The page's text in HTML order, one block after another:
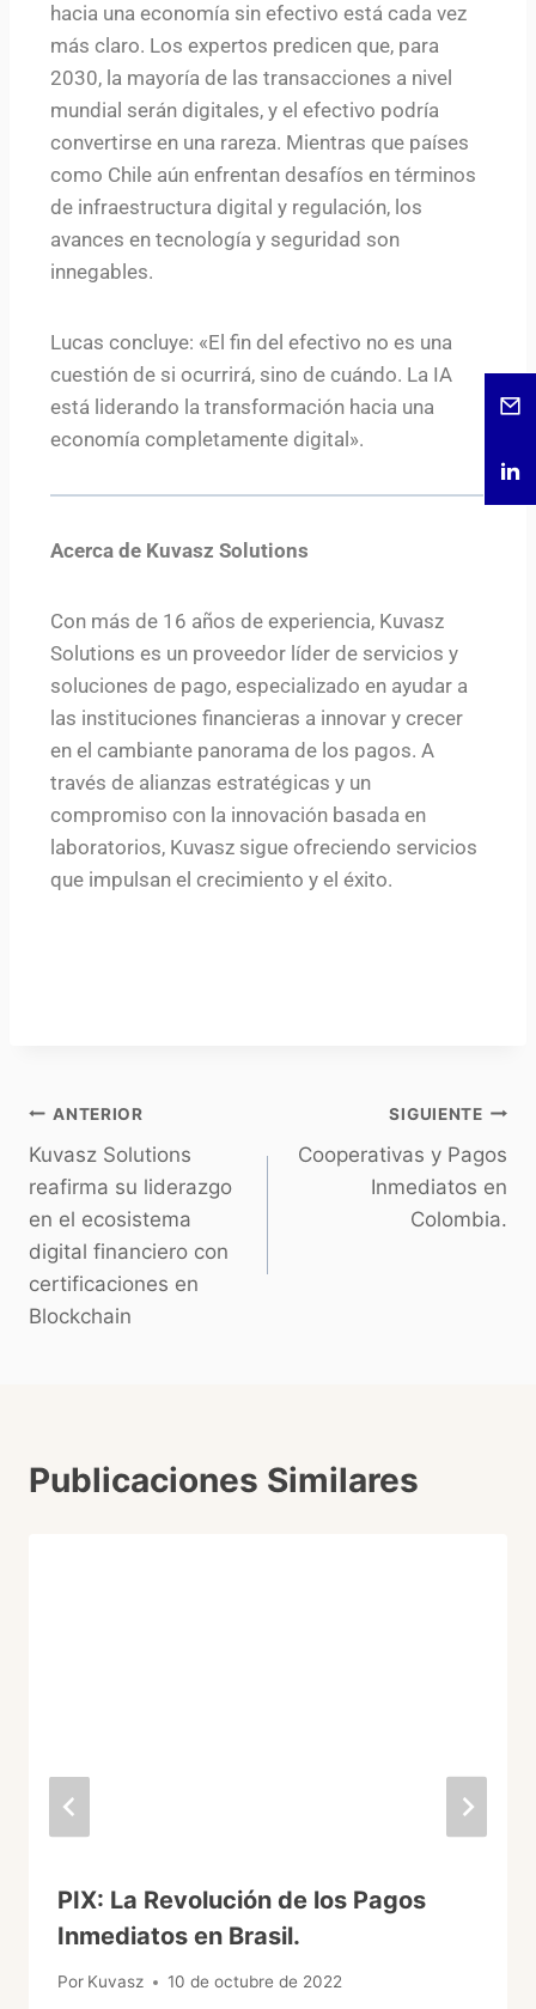
hacia una economía sin efectivo está cada vez
más claro. Los expertos predicen que, para
2030, la mayoría de las transacciones a nivel
mundial serán digitales, y el efectivo podría
convertirse en una rareza. Mientras que países
como Chile aún enfrentan desafíos en términos
de infraestructura digital y regulación, los
avances en tecnología y seguridad son
innegables.
Lucas concluye: «El fin del efectivo no es una
cuestión de si ocurrirá, sino de cuándo. La IA
está liderando la transformación hacia una
economía completamente digital».
Acerca de Kuvasz Solutions
Con más de 16 años de experiencia, Kuvasz
Solutions es un proveedor líder de servicios y
soluciones de pago, especializado en ayudar a
las instituciones financieras a innovar y crecer
en el cambiante panorama de los pagos. A
través de alianzas estratégicas y un
compromiso con la innovación basada en
laboratorios, Kuvasz sigue ofreciendo servicios
que impulsan el crecimiento y el éxito.
ANTERIOR
Kuvasz Solutions
reafirma su liderazgo
en el ecosistema
digital financiero con
certificaciones en
Blockchain
SIGUIENTE
Cooperativas y Pagos
Inmediatos en
Colombia.
Publicaciones Similares
PIX: La Revolución de los Pagos
Inmediatos en Brasil.
Por Kuvasz 10 de octubre de 2022